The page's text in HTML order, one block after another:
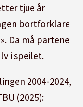
tjue år
bortforklare
Da må partene
i speilet.
2004-2024,
(2025):